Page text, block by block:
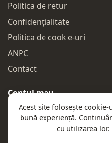
Politica de retur
Confidențialitate
Politica de cookie-uri
ANPC
Contact
Contul meu
Autentificare
Comenzile mele
Acest site folosește
bună experiență.
cu utilizarea lor.